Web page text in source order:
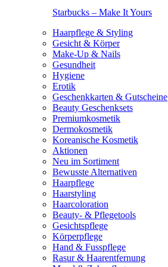
Starbucks – Make It Yours
Haarpflege & Styling
Gesicht & Körper
Make-Up & Nails
Gesundheit
Hygiene
Erotik
Geschenkkarten & Gutscheine
Beauty Geschenksets
Premiumkosmetik
Dermokosmetik
Koreanische Kosmetik
Aktionen
Neu im Sortiment
Bewusste Alternativen
Haarpflege
Haarstyling
Haarcoloration
Beauty- & Pflegetools
Gesichtspflege
Körperpflege
Hand & Fusspflege
Rasur & Haarentfernung